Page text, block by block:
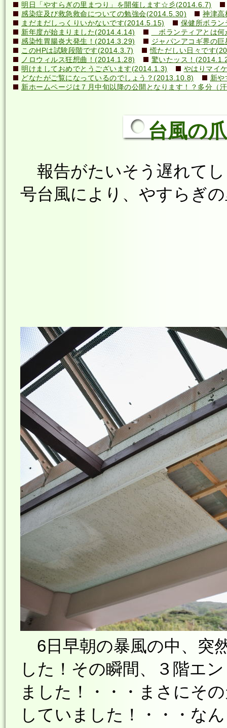
明日「やすらぎの里まつり」を開催します☆彡(2014.6.7)
感染症及び救急救命についての勉強会(2014.5.30)
神津高
まだまだしっくりいかないです(2014.5.15)
保健所ボラ
新年度が始まりました(2014.4.14)
ボランティアとは
感染性胃腸炎大発生！(2014.3.29)
ジャパンアコギ界の
このHPは試験段階です(2014.3.7)
慌ただしい日々です
ノロウィルス狂想曲！(2014.1.28)
驚いたッス！
明けましておめでとうございます(2014.1.3)
やはりマイ
どなたがご覧になっているのでしょう？(2013.10.8)
新や
新ホームページは７月中旬以降の公開となります！？多分
台風の
報告がたいそう遅れて
号台風により、やすらぎ
6日早朝の暴風の中、突
した！その瞬間、３階エ
ました！・・・まさにそ
していました！・・・な